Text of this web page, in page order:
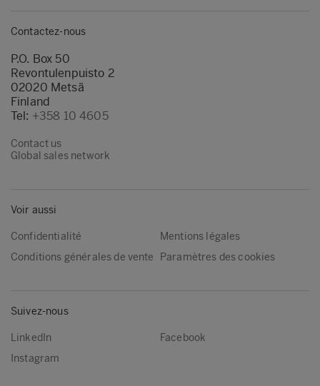
Contactez-nous
P.O. Box 50
Revontulenpuisto 2
02020 Metsä
Finland
Tel: +358 10 4605
Contact us
Global sales network
Voir aussi
Confidentialité
Mentions légales
Conditions générales de vente
Paramètres des cookies
Suivez-nous
LinkedIn
Facebook
Instagram